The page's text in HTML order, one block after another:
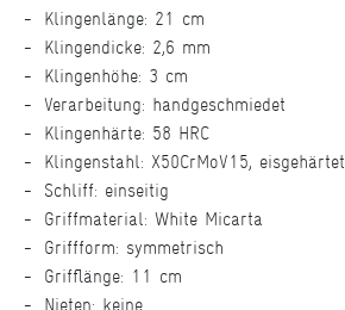
Klingenlänge: 21 cm
Klingendicke: 2,6 mm
Klingenhöhe: 3 cm
Verarbeitung: handgeschmiedet
Klingenhärte: 58 HRC
Klingenstahl: X50CrMoV15, eisgehärtet
Schliff: einseitig
Griffmaterial: White Micarta
Griffform: symmetrisch
Grifflänge: 11 cm
Nieten: keine